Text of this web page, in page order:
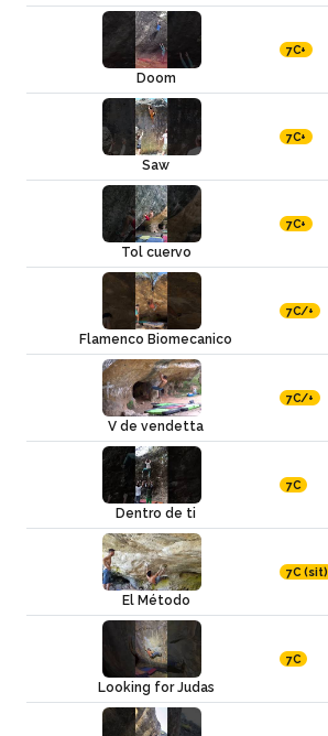
Doom
7C+
Saw
7C+
Tol cuervo
7C+
Flamenco Biomecanico
7C/+
V de vendetta
7C/+
Dentro de ti
7C
El Método
7C (sit)
Looking for Judas
7C